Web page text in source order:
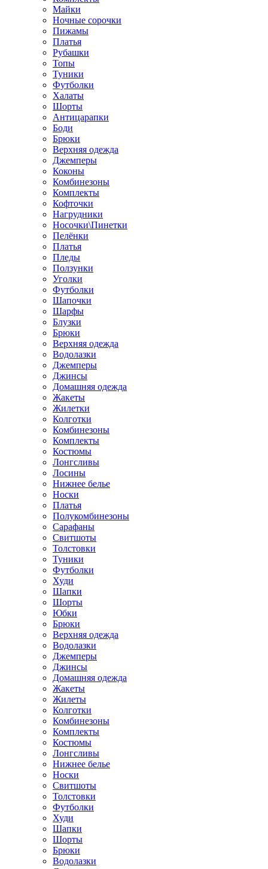
Майки
Ночные сорочки
Пижамы
Платья
Рубашки
Топы
Туники
Футболки
Халаты
Шорты
Антицарапки
Боди
Брюки
Верхняя одежда
Джемперы
Коконы
Комбинезоны
Комплекты
Кофточки
Нагрудники
Носочки\Пинетки
Пелёнки
Платья
Пледы
Ползунки
Уголки
Футболки
Шапочки
Шарфы
Блузки
Брюки
Верхняя одежда
Водолазки
Джемперы
Джинсы
Домашняя одежда
Жакеты
Жилетки
Колготки
Комбинезоны
Комплекты
Костюмы
Лонгсливы
Лосины
Нижнее белье
Носки
Платья
Полукомбинезоны
Сарафаны
Свитшоты
Толстовки
Туники
Футболки
Худи
Шапки
Шорты
Юбки
Брюки
Верхняя одежда
Водолазки
Джемперы
Джинсы
Домашняя одежда
Жакеты
Жилеты
Колготки
Комбинезоны
Комплекты
Костюмы
Лонгсливы
Нижнее белье
Носки
Свитшоты
Толстовки
Футболки
Худи
Шапки
Шорты
Брюки
Водолазки